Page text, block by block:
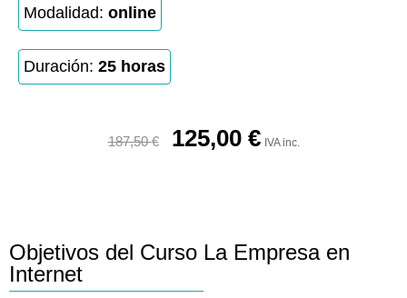
Modalidad: online
Duración: 25 horas
187,50€ 125,00 € IVA inc.
Objetivos del Curso La Empresa en
Internet